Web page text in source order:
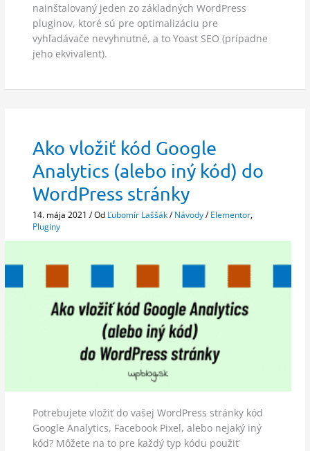
nainštalovaný jeden zo základných WordPress
pluginov, ktoré sú pre optimalizáciu pre
vyhľadávače nevyhnutné, a to Yoast SEO (prípadne
jeho ekvivalent).
Ako vložiť kód Google
Analytics (alebo iný kód) do
WordPress stránky
14. mája 2021/ Od Ľubomír Laššák/Návody/Elementor
Pluginy
Potrebujete vložiť do vašej WordPress stránky kód
Google Analytics, Facebook Pixel, alebo nejaký iný
kód? Môžete na to pre každý typ kódu použiť